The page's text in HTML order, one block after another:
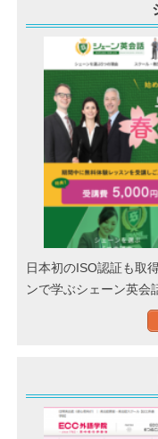
日本初のISO認証も取
ンで学ぶシェーン英会